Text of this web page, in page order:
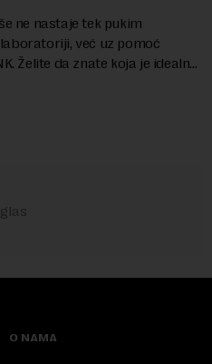
ne nastaje tek pukim
već uz pomoć
Želite da znate koja je idealna
O NAMA